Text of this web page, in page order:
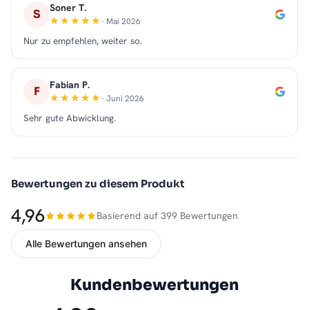
S Soner T.
· Mai 2026
Nur zu empfehlen, weiter so.
F Fabian P.
· Juni 2026
Sehr gute Abwicklung.
Bewertungen zu diesem Produkt
4,96 Basierend auf 399 Bewertungen
Alle Bewertungen ansehen
Kundenbewertungen